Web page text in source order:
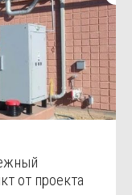
от проекта